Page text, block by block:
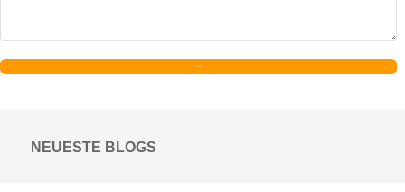
NEUESTE BLOGS